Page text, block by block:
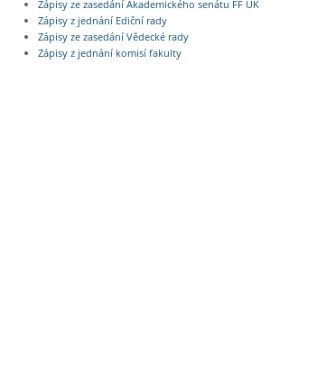
Zápisy ze zasedání Akademického senátu FF UK
Zápisy z jednání Ediční rady
Zápisy ze zasedání Vědecké rady
Zápisy z jednání komisí fakulty